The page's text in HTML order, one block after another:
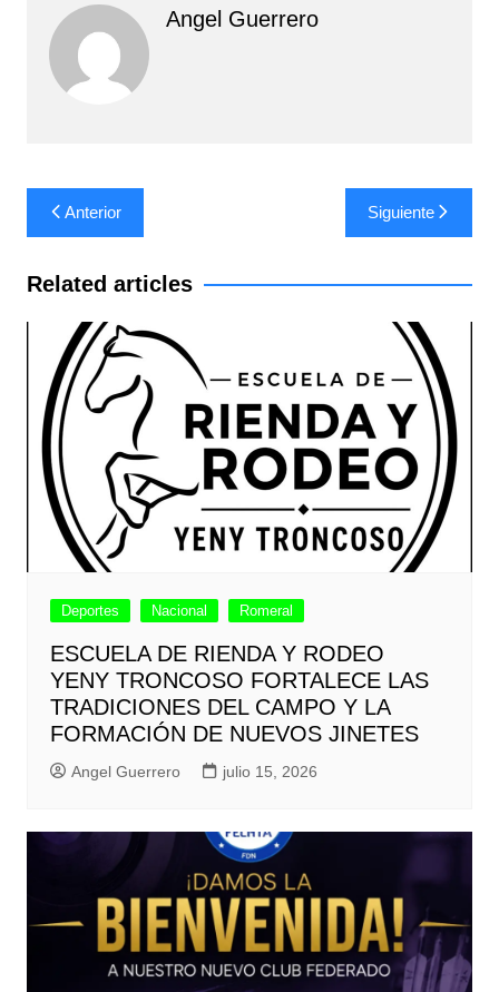
Angel Guerrero
Navegación
de
entradas
Anterior Siguiente
Related articles
Deportes Nacional Romeral
ESCUELA DE RIENDA Y RODEO
YENY TRONCOSO FORTALECE LAS
TRADICIONES DEL CAMPO Y LA
FORMACIÓN DE NUEVOS JINETES
Angel Guerrero julio 15, 2026